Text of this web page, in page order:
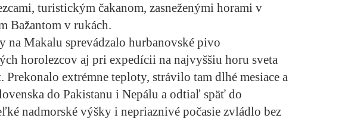
turistickým čakanom, zasneženými horami v
Bažantom v rukách.
na Makalu sprevádzalo hurbanovské pivo
horolezcov aj pri expedícii na najvyššiu horu sveta
Prekonalo extrémne teploty, strávilo tam dlhé mesiace a
do Pakistanu i Nepálu a odtiaľ späť do
nadmorské výšky i nepriaznivé počasie zvládlo bez